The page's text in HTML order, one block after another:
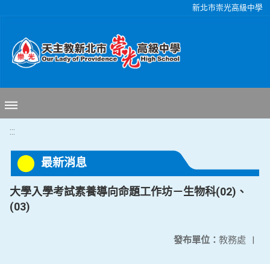
新北市崇光高級中學
:::
最新消息
大學入學考試素養導向命題工作坊－生物科(02)、
(03)
發布單位： 教務處 |